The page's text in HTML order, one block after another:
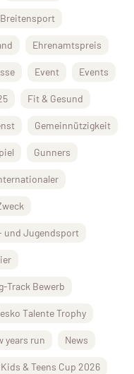
Breitensport
Ehrenamtspreis
Event Events
Fit & Gesund
Gemeinnützigkeit
Gunners
und Jugendsport
Track Bewerb
Talente Trophy
years run News
& Teens Cup 2026